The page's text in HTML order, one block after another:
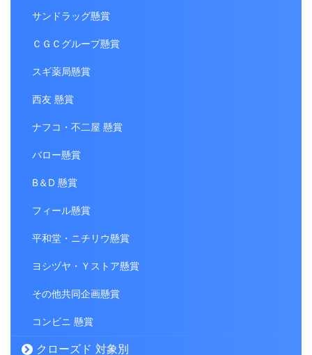
サンドラッグ懸賞
ＣＧＣグループ懸賞
スギ薬局懸賞
西友 懸賞
ナフコ・不二屋 懸賞
バロー懸賞
B＆D 懸賞
フィール懸賞
平和堂・ニチリウ懸賞
ヨシヅヤ・Ｙストア懸賞
その他共同企画懸賞
コンビニ 懸賞
クローズド 対象別